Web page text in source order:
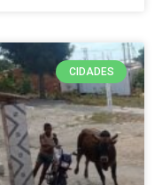
CIDADES